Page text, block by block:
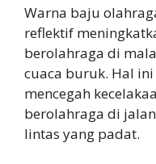
Warna baju
reflektif
berolahraga di
cuaca buruk. Hal
mencegah
berolahraga di
lintas yang padat.